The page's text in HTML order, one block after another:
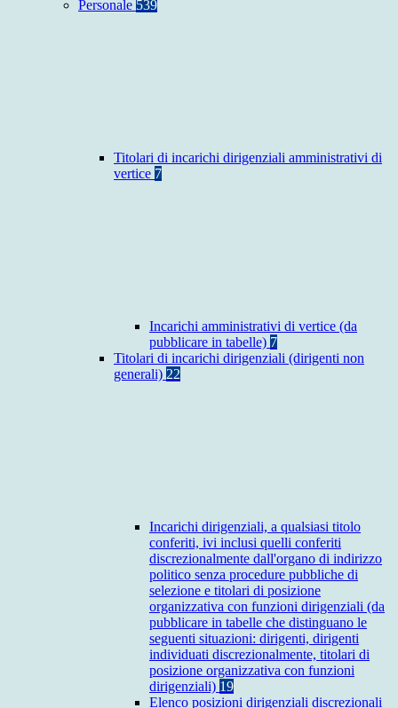
Personale 539
Titolari di incarichi dirigenziali amministrativi di
vertice 7
Incarichi amministrativi di vertice (da
pubblicare in tabelle) 7
Titolari di incarichi dirigenziali (dirigenti non
generali) 22
Incarichi dirigenziali, a qualsiasi titolo
conferiti, ivi inclusi quelli conferiti
discrezionalmente dall'organo di indirizzo
politico senza procedure pubbliche di
selezione e titolari di posizione
organizzativa con funzioni dirigenziali (da
pubblicare in tabelle che distinguano le
seguenti situazioni: dirigenti, dirigenti
individuati discrezionalmente, titolari di
posizione organizzativa con funzioni
dirigenziali) 19
Elenco posizioni dirigenziali discrezionali